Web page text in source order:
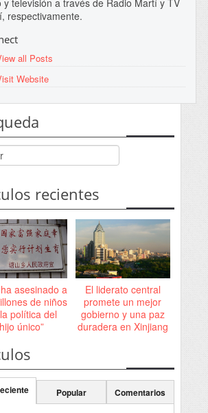
y televisión a través de Radio Martí y TV
respectivamente.
all Posts
Website
recientes
asesinado a
de niños
política del
único”
El liderato central
promete un mejor
gobierno y una paz
duradera en Xinjiang
Popular Comentarios